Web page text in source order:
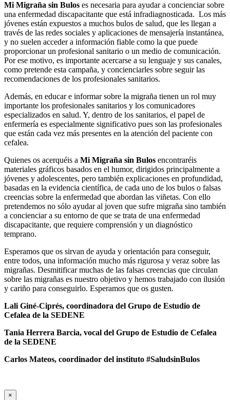
Mi Migraña sin Bulos es necesaria para ayudar a concienciar sobre
una enfermedad discapacitante que está infradiagnosticada. Los más
jóvenes están expuestos a muchos bulos de salud, que les llegan a
través de las redes sociales y aplicaciones de mensajería instantánea,
y no suelen acceder a información fiable como la que puede
proporcionar un profesional sanitario o un medio de comunicación.
Por ese motivo, es importante acercarse a su lenguaje y sus canales,
como pretende esta campaña, y concienciarles sobre seguir las
recomendaciones de los profesionales sanitarios.
Además, en educar e informar sobre la migraña tienen un rol muy
importante los profesionales sanitarios y los comunicadores
especializados en salud. Y, dentro de los sanitarios, el papel de
enfermería es especialmente significativo pues son las profesionales
que están cada vez más presentes en la atención del paciente con
cefalea.
Quienes os acerquéis a Mi Migraña sin Bulos encontraréis
materiales gráficos basados en el humor, dirigidos principalmente a
jóvenes y adolescentes, pero también explicaciones en profundidad,
basadas en la evidencia científica, de cada uno de los bulos o falsas
creencias sobre la enfermedad que abordan las viñetas. Con ello
pretendemos no sólo ayudar al joven que sufre migraña sino también
a concienciar a su entorno de que se trata de una enfermedad
discapacitante, que requiere comprensión y un diagnóstico
temprano.
Esperamos que os sirvan de ayuda y orientación para conseguir,
entre todos, una información mucho más rigurosa y veraz sobre las
migrañas. Desmitificar muchas de las falsas creencias que circulan
sobre las migrañas es nuestro objetivo y hemos trabajado con ilusión
y cariño para conseguirlo. Esperamos que os gusten.
Lali Giné-Ciprés, coordinadora del Grupo de Estudio de
Cefalea de la SEDENE
Tania Herrera Barcia, vocal del Grupo de Estudio de Cefalea
de la SEDENE
Carlos Mateos, coordinador del instituto #SaludsinBulos
×